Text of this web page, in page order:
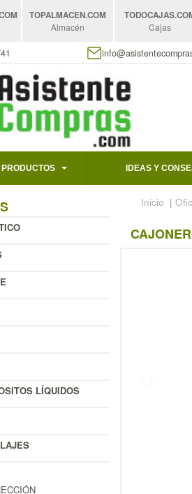
TOPALMACEN.COM
Almacén
TODOCAJAS
Cajas
PRODUCTOS IDEAS Y
LÍQUIDOS
Inicio |